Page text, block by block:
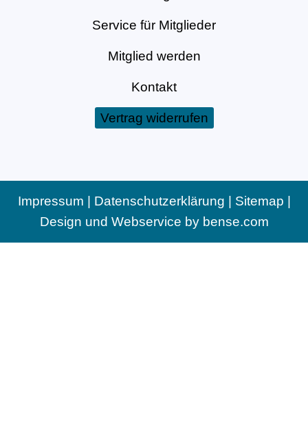
Service für Mitglieder
Mitglied werden
Kontakt
Vertrag widerrufen
Impressum | Datenschutzerklärung | Sitemap |
Design und Webservice by bense.com